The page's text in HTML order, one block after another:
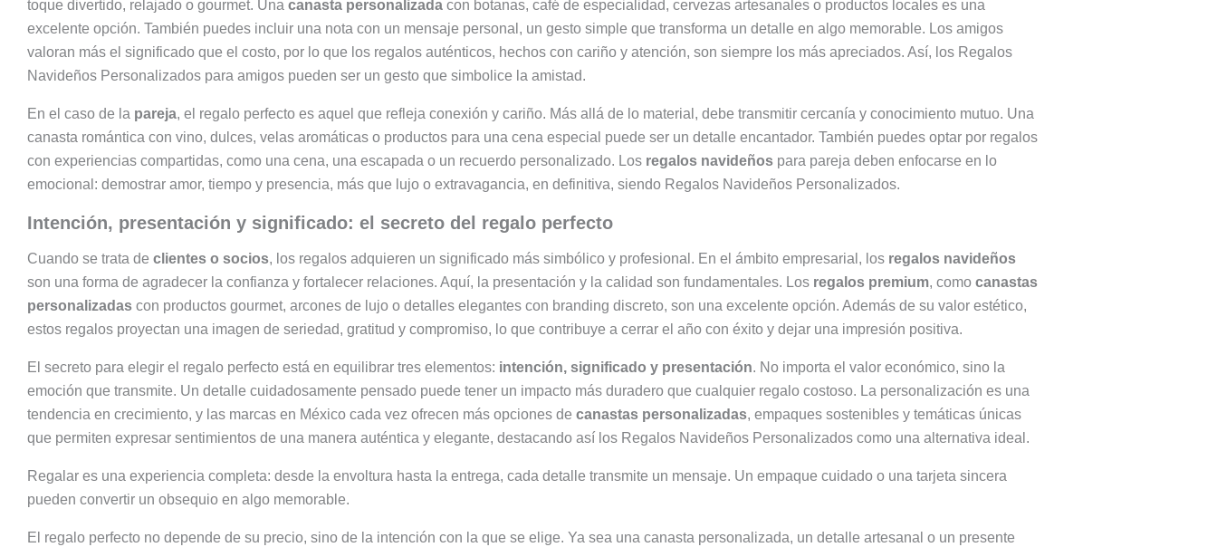
toque divertido, relajado o gourmet. Una canasta personalizada con botanas, café de especialidad, cervezas artesanales o productos locales es una
excelente opción. También puedes incluir una nota con un mensaje personal, un gesto simple que transforma un detalle en algo memorable. Los amigos
valoran más el significado que el costo, por lo que los regalos auténticos, hechos con cariño y atención, son siempre los más apreciados. Así, los Regalos
Navideños Personalizados para amigos pueden ser un gesto que simbolice la amistad.
En el caso de la pareja, el regalo perfecto es aquel que refleja conexión y cariño. Más allá de lo material, debe transmitir cercanía y conocimiento mutuo. Una
canasta romántica con vino, dulces, velas aromáticas o productos para una cena especial puede ser un detalle encantador. También puedes optar por regalos
con experiencias compartidas, como una cena, una escapada o un recuerdo personalizado. Los regalos navideños para pareja deben enfocarse en lo
emocional: demostrar amor, tiempo y presencia, más que lujo o extravagancia, en definitiva, siendo Regalos Navideños Personalizados.
Intención, presentación y significado: el secreto del regalo perfecto
Cuando se trata de clientes o socios, los regalos adquieren un significado más simbólico y profesional. En el ámbito empresarial, los regalos navideños
son una forma de agradecer la confianza y fortalecer relaciones. Aquí, la presentación y la calidad son fundamentales. Los regalos premium, como canastas
personalizadas con productos gourmet, arcones de lujo o detalles elegantes con branding discreto, son una excelente opción. Además de su valor estético,
estos regalos proyectan una imagen de seriedad, gratitud y compromiso, lo que contribuye a cerrar el año con éxito y dejar una impresión positiva.
El secreto para elegir el regalo perfecto está en equilibrar tres elementos: intención, significado y presentación. No importa el valor económico, sino la
emoción que transmite. Un detalle cuidadosamente pensado puede tener un impacto más duradero que cualquier regalo costoso. La personalización es una
tendencia en crecimiento, y las marcas en México cada vez ofrecen más opciones de canastas personalizadas, empaques sostenibles y temáticas únicas
que permiten expresar sentimientos de una manera auténtica y elegante, destacando así los Regalos Navideños Personalizados como una alternativa ideal.
Regalar es una experiencia completa: desde la envoltura hasta la entrega, cada detalle transmite un mensaje. Un empaque cuidado o una tarjeta sincera
pueden convertir un obsequio en algo memorable.
El regalo perfecto no depende de su precio, sino de la intención con la que se elige. Ya sea una canasta personalizada, un detalle artesanal o un presente